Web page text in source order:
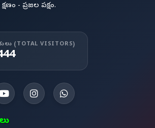
- ప్రజల పక్షం.
(TOTAL VISITORS)